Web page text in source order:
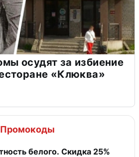
осудят за избиение
«Клюква»
Промокоды
белого. Скидка 25%